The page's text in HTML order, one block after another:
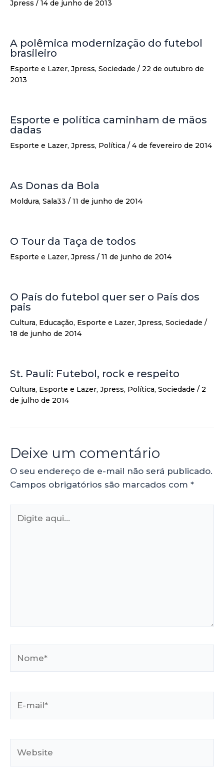
Jpress / 14 de junho de 2013
A polêmica modernização do futebol
brasileiro
Esporte e Lazer, Jpress, Sociedade / 22 de outubro de
2013
Esporte e política caminham de mãos
dadas
Esporte e Lazer, Jpress, Política / 4 de fevereiro de 2014
As Donas da Bola
Moldura, Sala33 / 11 de junho de 2014
O Tour da Taça de todos
Esporte e Lazer, Jpress / 11 de junho de 2014
O País do futebol quer ser o País dos
pais
Cultura, Educação, Esporte e Lazer, Jpress, Sociedade /
18 de junho de 2014
St. Pauli: Futebol, rock e respeito
Cultura, Esporte e Lazer, Jpress, Política, Sociedade / 2
de julho de 2014
Deixe um comentário
O seu endereço de e-mail não será publicado.
Campos obrigatórios são marcados com *